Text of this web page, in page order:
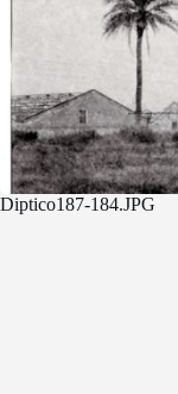
Diptico187-184.JPG